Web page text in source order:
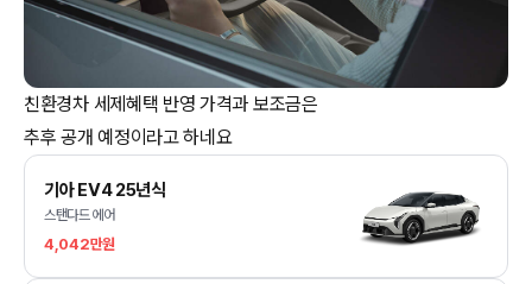
친환경차 세제혜택 반영 가격과 보조금은
추후 공개 예정이라고 하네요
기아 EV4 25년식
스탠다드 에어
4,042만원